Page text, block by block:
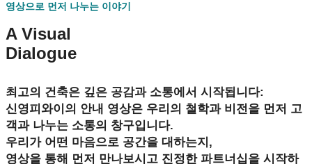
영상으로 먼저 나누는 이야기
A Visual
Dialogue
최고의 건축은 깊은 공감과 소통에서 시작됩니다:
신영피와이의 안내 영상은 우리의 철학과 비전을 먼저 고
객과 나누는 소통의 창구입니다.
우리가 어떤 마음으로 공간을 대하는지,
영상을 통해 먼저 만나보시고 진정한 파트너십을 시작하